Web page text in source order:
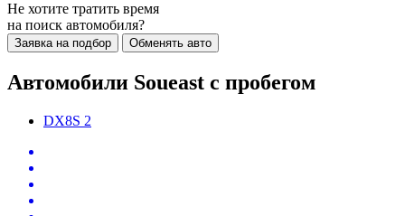
Не хотите тратить время
на поиск автомобиля?
Заявка на подбор Обменять авто
Автомобили Soueast с пробегом
DX8S 2